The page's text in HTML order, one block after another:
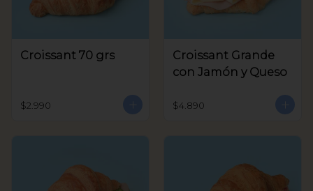
Croissant 70 grs
$2.990
Croissant Grande
con Jamón y Queso
$4.890